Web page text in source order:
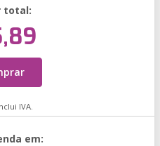
total:
IVA.
em: